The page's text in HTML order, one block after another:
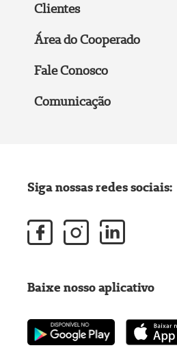
Clientes
Área do Cooperado
Fale Conosco
Comunicação
Siga nossas redes sociais:
Baixe nosso aplicativo